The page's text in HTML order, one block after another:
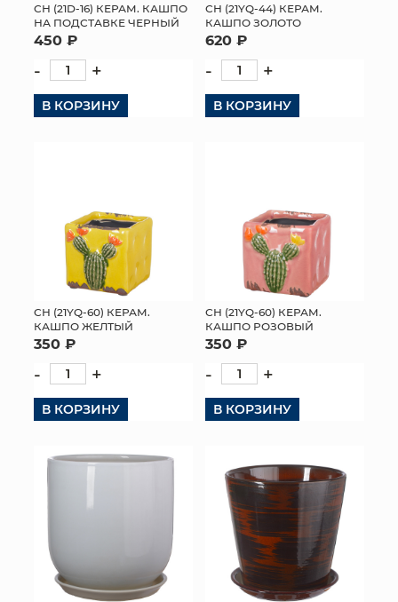
СН (21D-16) КЕРАМ. КАШПО
НА ПОДСТАВКЕ ЧЕРНЫЙ
450 ₽
- +
В КОРЗИНУ
СН (21YQ-44) КЕРАМ.
КАШПО ЗОЛОТО
620 ₽
- +
В КОРЗИНУ
СН (21YQ-60) КЕРАМ.
КАШПО ЖЕЛТЫЙ
350 ₽
- +
В КОРЗИНУ
СН (21YQ-60) КЕРАМ.
КАШПО РОЗОВЫЙ
350 ₽
- +
В КОРЗИНУ